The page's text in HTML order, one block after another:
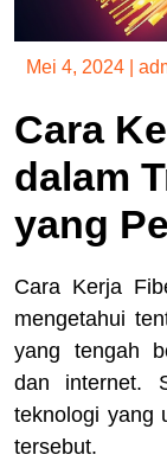
Mei 4, 2024
Cara
dalam
yang
Cara Kerja
mengetahui
yang tengah
dan internet.
teknologi yang
tersebut.